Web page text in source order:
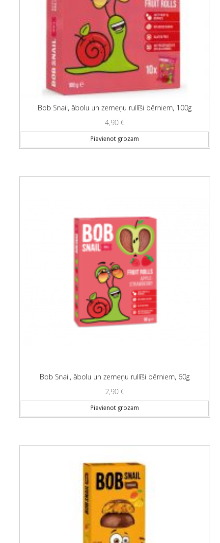
Bob Snail, ābolu un zemeņu rullīši bērniem, 100g
4,90 €
Pievienot grozam
Bob Snail, ābolu un zemeņu rullīši bērniem, 60g
2,90 €
Pievienot grozam